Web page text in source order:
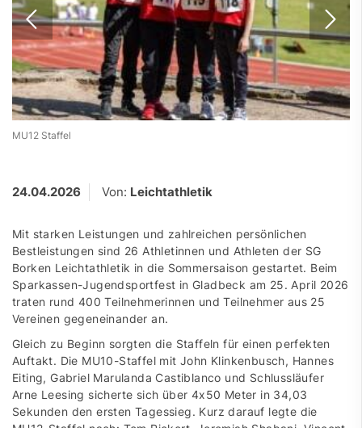
MU12 Staffel
24.04.2026 Von: Leichtathletik
Mit starken Leistungen und zahlreichen persönlichen
Bestleistungen sind 26 Athletinnen und Athleten der SG
Borken Leichtathletik in die Sommersaison gestartet. Beim
Sparkassen-Jugendsportfest in Gladbeck am 25. April 2026
traten rund 400 Teilnehmerinnen und Teilnehmer aus 25
Vereinen gegeneinander an.
Gleich zu Beginn sorgten die Staffeln für einen perfekten
Auftakt. Die MU10-Staffel mit John Klinkenbusch, Hannes
Eiting, Gabriel Marulanda Castiblanco und Schlussläufer
Arne Leesing sicherte sich über 4x50 Meter in 34,03
Sekunden den ersten Tagessieg. Kurz darauf legte die